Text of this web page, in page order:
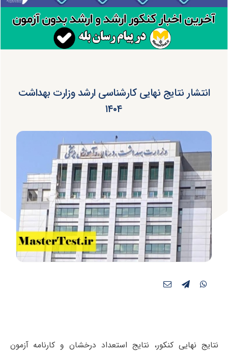
انتشار نتایج نهایی کارشناسی ارشد وزارت بهداشت
۱۴۰۴
نتایج نهایی کنکور، نتایج استعداد درخشان و کارنامه آزمون